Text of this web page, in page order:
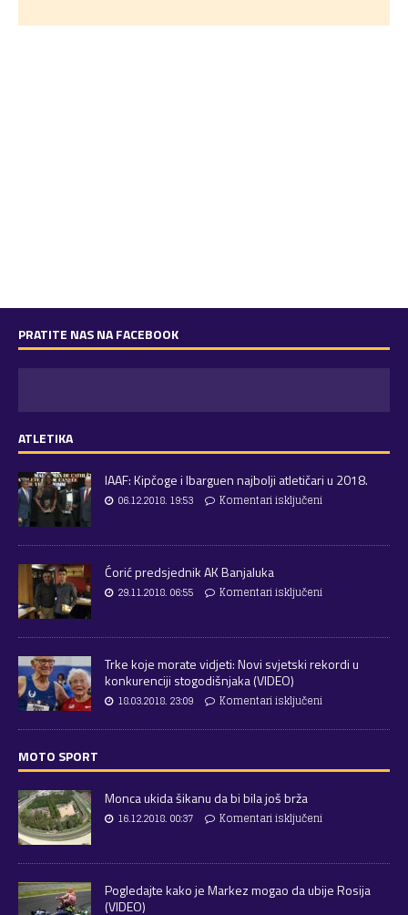
PRATITE NAS NA FACEBOOK
ATLETIKA
IAAF: Kipčoge i Ibarguen najbolji atletičari u 2018.
06.12.2018. 19:53 Komentari isključeni
Ćorić predsjednik AK Banjaluka
29.11.2018. 06:55 Komentari isključeni
Trke koje morate vidjeti: Novi svjetski rekordi u
konkurenciji stogodišnjaka (VIDEO)
18.03.2018. 23:09 Komentari isključeni
MOTO SPORT
Monca ukida šikanu da bi bila još brža
16.12.2018. 00:37 Komentari isključeni
Pogledajte kako je Markez mogao da ubije Rosija
(VIDEO)